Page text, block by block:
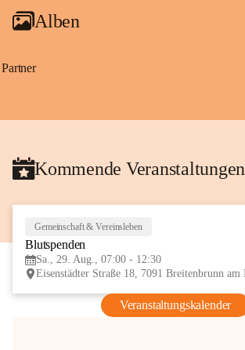
Alben
Partner
Kommende Veranstaltungen
Gemeinschaft & Vereinsleben
Blutspenden
Sa., 29. Aug., 07:00 - 12:30
Veranstaltungskalender